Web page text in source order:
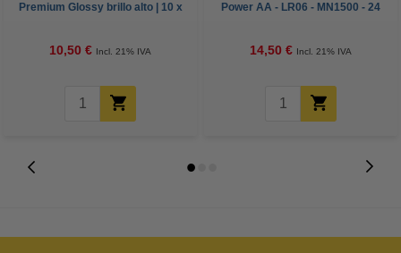
Premium Glossy brillo alto | 10 x
10,50 € Incl. 21% IVA
Power AA - LR06 - MN1500 - 24
14,50 € Incl. 21% IVA